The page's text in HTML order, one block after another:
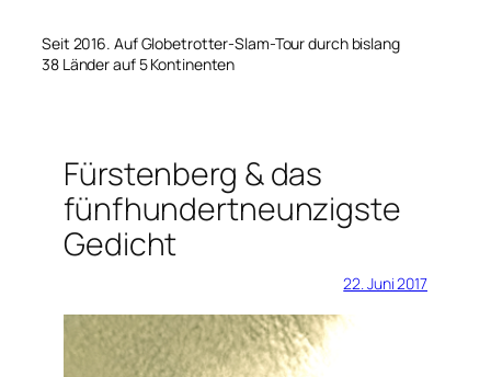
Seit 2016. Auf Globetrotter-Slam-Tour durch bislang
38 Länder auf 5 Kontinenten
Fürstenberg & das
fünfhundertneunzigste
Gedicht
22. Juni 2017